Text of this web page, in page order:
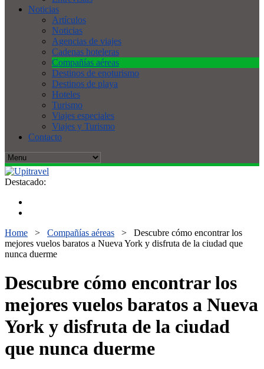
Noticias
Artículos
Noticias
Agencias de viajes
Cadenas hoteleras
Compañías aéreas
Destinos de enoturismo
Destinos de playa
Hoteles
Turismo
Viajes especiales
Viajes y Turismo
Contacto
Destacado:
Home > Compañías aéreas > Descubre cómo encontrar los
mejores vuelos baratos a Nueva York y disfruta de la ciudad que
nunca duerme
Descubre cómo encontrar los
mejores vuelos baratos a Nueva
York y disfruta de la ciudad
que nunca duerme